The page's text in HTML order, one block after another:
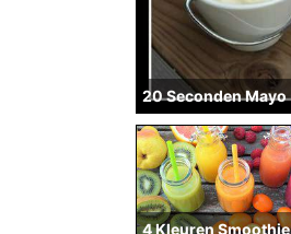
20 Seconden Mayo
4 Kleuren Smoothie